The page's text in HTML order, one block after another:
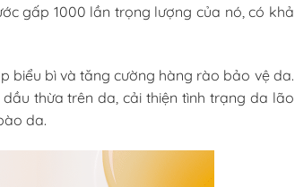
gấp 1000 lần trọng lượng của nó, có khả
biểu bì và tăng cường hàng rào bảo vệ da.
thừa trên da, cải thiện tình trạng da lão
da.